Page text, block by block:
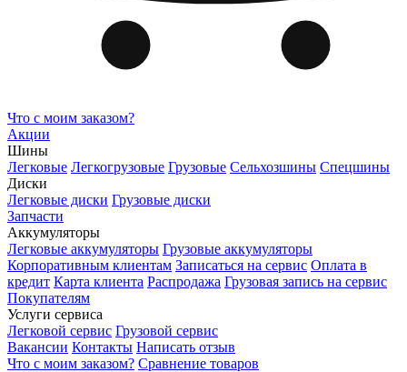
Что с моим заказом?
Акции
Шины
Легковые Легкогрузовые Грузовые Сельхозшины Спецшины
Диски
Легковые диски Грузовые диски
Запчасти
Аккумуляторы
Легковые аккумуляторы Грузовые аккумуляторы
Корпоративным клиентам Записаться на сервис Оплата в
кредит Карта клиента Распродажа Грузовая запись на сервис
Покупателям
Услуги сервиса
Легковой сервис Грузовой сервис
Вакансии Контакты Написать отзыв
Что с моим заказом? Сравнение товаров